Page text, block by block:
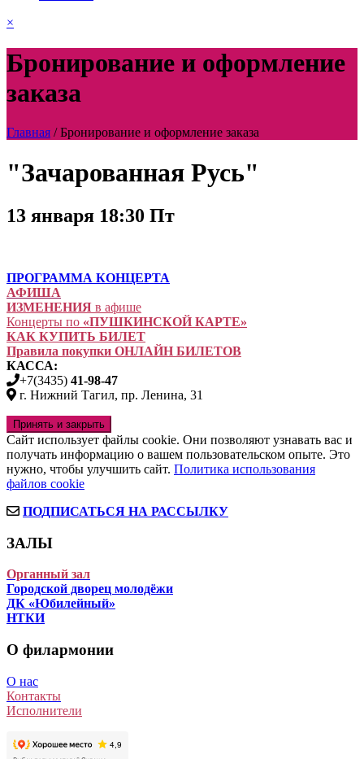
×
Бронирование и оформление
заказа
Главная /Бронирование и оформление заказа
"Зачарованная Русь"
13 января 18:30 Пт
ПРОГРАММА КОНЦЕРТА
АФИША
ИЗМЕНЕНИЯ в афише
Концерты по «ПУШКИНСКОЙ КАРТЕ»
КАК КУПИТЬ БИЛЕТ
Правила покупки ОНЛАЙН БИЛЕТОВ
КАССА:
+7(3435) 41-98-47
г. Нижний Тагил, пр. Ленина, 31
Сайт использует файлы cookie. Они позволяют узнавать вас и
получать информацию о вашем пользовательском опыте. Это
нужно, чтобы улучшить сайт. Политика использования
файлов cookie
ПОДПИСАТЬСЯ НА РАССЫЛКУ
ЗАЛЫ
Органный зал
Городской дворец молодёжи
ДК «Юбилейный»
НТКИ
О филармонии
О нас
Контакты
Исполнители